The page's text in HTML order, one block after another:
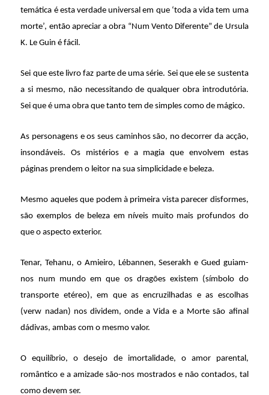
temática é esta verdade universal em que ‘toda a vida tem uma
morte’, então apreciar a obra “Num Vento Diferente” de Ursula
K. Le Guin é fácil.
Sei que este livro faz parte de uma série. Sei que ele se sustenta
a si mesmo, não necessitando de qualquer obra introdutória.
Sei que é uma obra que tanto tem de simples como de mágico.
As personagens e os seus caminhos são, no decorrer da acção,
insondáveis. Os mistérios e a magia que envolvem estas
páginas prendem o leitor na sua simplicidade e beleza.
Mesmo aqueles que podem à primeira vista parecer disformes,
são exemplos de beleza em níveis muito mais profundos do
que o aspecto exterior.
Tenar, Tehanu, o Amieiro, Lébannen, Seserakh e Gued guiam-
nos num mundo em que os dragões existem (símbolo do
transporte etéreo), em que as encruzilhadas e as escolhas
(verw nadan) nos dividem, onde a Vida e a Morte são afinal
dádivas, ambas com o mesmo valor.
O equilíbrio, o desejo de imortalidade, o amor parental,
romântico e a amizade são-nos mostrados e não contados, tal
como devem ser.